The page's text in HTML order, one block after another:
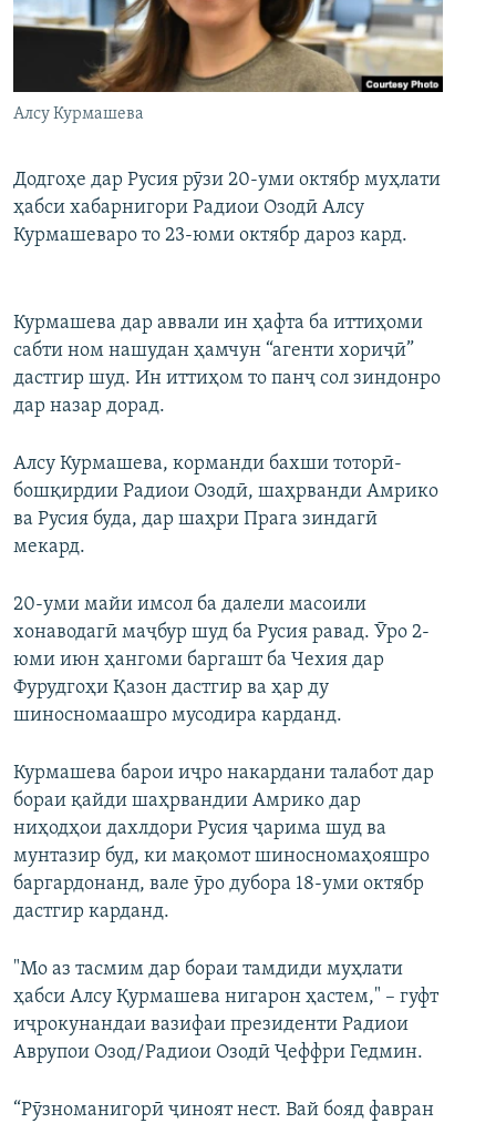
ГУЗОРИШҲОИ РАДИОӢ
Русский
Ҳамаи сомонаҳои RFE/RL
Алсу Курмашева
Додгоҳе дар Русия рӯзи 20-уми октябр муҳлати
ҳабси хабарнигори Радиои Озодӣ Алсу
Курмашеваро то 23-юми октябр дароз кард.
Курмашева дар аввали ин ҳафта ба иттиҳоми
сабти ном нашудан ҳамчун “агенти хориҷӣ”
дастгир шуд. Ин иттиҳом то панҷ сол зиндонро
дар назар дорад.
Алсу Курмашева, корманди бахши тоторӣ-
бошқирдии Радиои Озодӣ, шаҳрванди Амрико
ва Русия буда, дар шаҳри Прага зиндагӣ
мекард.
20-уми майи имсол ба далели масоили
хонаводагӣ маҷбур шуд ба Русия равад. Ӯро 2-
юми июн ҳангоми баргашт ба Чехия дар
Фурудгоҳи Қазон дастгир ва ҳар ду
шиносномаашро мусодира карданд.
Курмашева барои иҷро накардани талабот дар
бораи қайди шаҳрвандии Амрико дар
ниҳодҳои дахлдори Русия ҷарима шуд ва
мунтазир буд, ки мақомот шиносномаҳояшро
баргардонанд, вале ӯро дубора 18-уми октябр
дастгир карданд.
"Мо аз тасмим дар бораи тамдиди муҳлати
ҳабси Алсу Қурмашева нигарон ҳастем," – гуфт
иҷрокунандаи вазифаи президенти Радиои
Аврупои Озод/Радиои Озодӣ Ҷеффри Гедмин.
“Рӯзноманигорӣ ҷиноят нест. Вай бояд фавран